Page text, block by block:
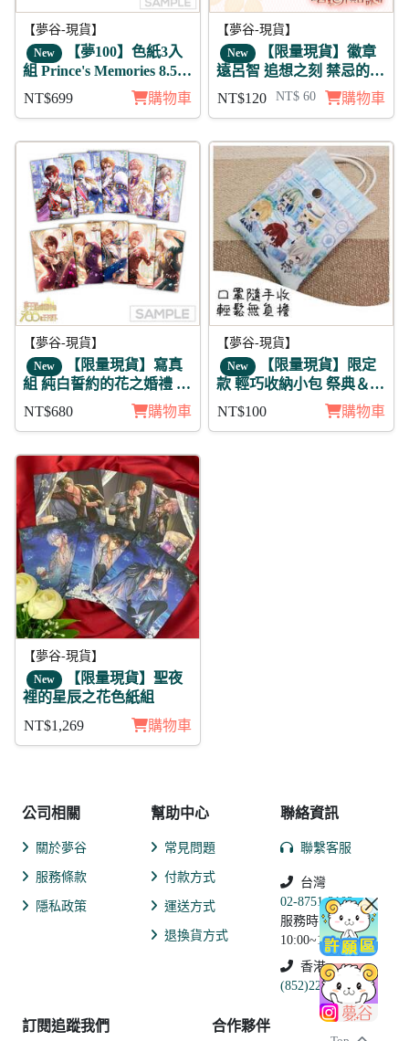
【夢谷-現貨】
New 【夢100】色紙3入
組 Prince's Memories 8.5周
年活動 卡利班恩
NT$699 購物車
【夢谷-現貨】
New 【限量現貨】徽章
遠呂智 追想之刻 禁忌的果
NT$120 NT$ 60 購物車
【夢谷-現貨】
New 【限量現貨】寫真
組 純白誓約的花之婚禮 10
NT$680 購物車
【夢谷-現貨】
New 【限量現貨】限定
款 輕巧收納小包 祭典＆誓
約組
NT$100 購物車
【夢谷-現貨】
New 【限量現貨】聖夜
裡的星辰之花色紙組
NT$1,269
購物車
公司相關
關於夢谷
服務條款
隱私政策
幫助中心
常見問題
付款方式
運送方式
退換貨方式
聯絡資訊
聯繫客服
台灣
02-8751-2102
服務時間:
10:00~19:00
香港
(852)2250-9311
訂閱追蹤我們 合作夥伴